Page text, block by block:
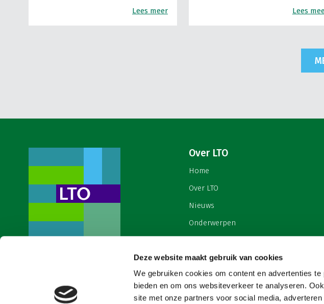
Deze website maakt gebruik van cookies
We gebruiken cookies om content en advertenties
bieden en om ons websiteverkeer te analyseren.
site met onze partners voor social media,
Lees meer Lees
werkgeversorganisatie met meerwaarde,
voor een sector met meerwaarde. Dat is
Land- en Tuinbouw Organisatie
Over LTO
Home
Over LTO
Nieuws
Onderwerpen
Contact
Cookies & privacy